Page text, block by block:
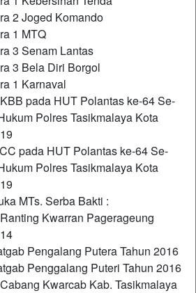
2 Joged Komando
1 MTQ
3 Senam Lantas
3 Bela Diri Borgol
1 Karnaval
pada HUT Polantas ke-64 Se-
Polres Tasikmalaya Kota
pada HUT Polantas ke-64 Se-
Polres Tasikmalaya Kota
MTs. Serba Bakti :
Kwarran Pagerageung
Pengalang Putera Tahun 2016
Penggalang Puteri Tahun 2016
Kwarcab Kab. Tasikmalaya